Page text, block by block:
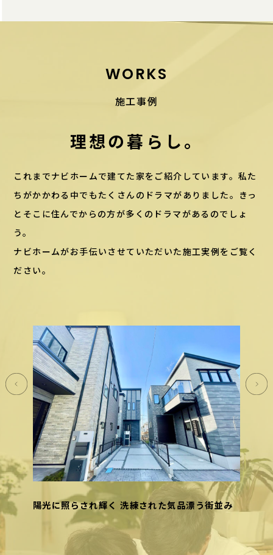
WORKS
施工事例
理想の暮らし。
これまでナビホームで建てた家をご紹介しています。私た
ちがかかわる中でもたくさんのドラマがありました。きっ
とそこに住んでからの方が多くのドラマがあるのでしょ
う。
ナビホームがお手伝いさせていただいた施工実例をご覧く
ださい。
陽光に照らされ輝く 洗練された気品漂う街並み